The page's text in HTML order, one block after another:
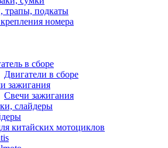
трапы, подкаты
номера
в сборе
Двигатели в сборе
зажигания
Свечи зажигания
слайдеры
китайских мотоциклов